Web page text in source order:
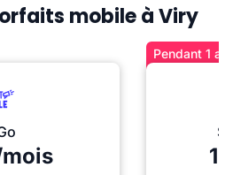
mobile à Viry
Pendant 1